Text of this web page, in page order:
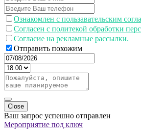
Ознакомлен с пользавательским
Согласен с политекой обработки
Согласие на рекламные рассылки.
Отправить похожим
Close
Ваш запрос успешно отправлен
Мероприятие под ключ